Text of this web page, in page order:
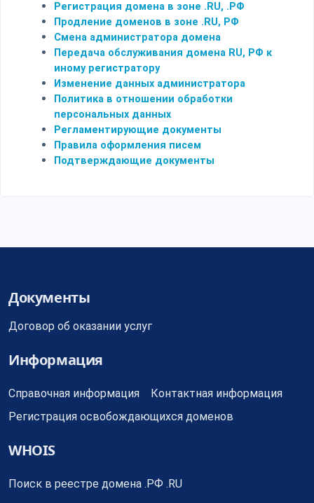
Регистрация домена в зоне .RU, .РФ
Продление доменов в зоне .RU, РФ
Смена администратора домена
Передача обслуживания домена RU, РФ к
иному регистратору
Изменение данных администратора
Политика в отношении обработки
персональных данных
Регламентирующие документы
Правила оформления писем
Подтверждающие документы
Документы
Договор об оказании услуг
Информация
Справочная информация
Контактная информация
Регистрация освобождающихся доменов
WHOIS
Поиск в реестре домена .РФ .RU